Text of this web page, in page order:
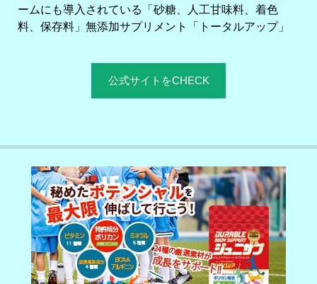
ームにも導入されている「砂糖、人工甘味料、着色
料、保存料」無添加サプリメント「トータルアップ」
公式サイトをCHECK